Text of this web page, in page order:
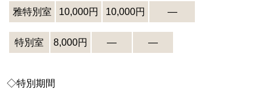
雅特別室 10,000円 10,000円 ―
特別室 8,000円 ― ―
◇特別期間